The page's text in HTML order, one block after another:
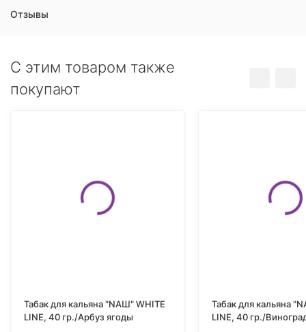
Отзывы
C этим товаром также
покупают
Табак для кальяна "NAШ" WHITE
LINE, 40 гр./Арбуз ягоды
Табак для кальяна
LINE, 40 гр./